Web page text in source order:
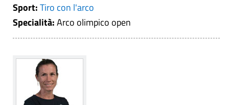
Sport:Tiro con l'arco
Specialità:Arco olimpico open